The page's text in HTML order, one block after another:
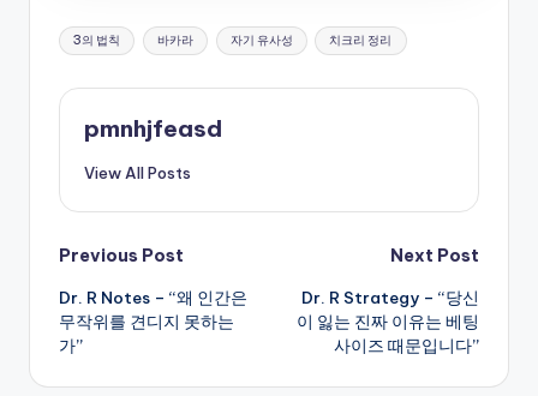
Tags:
3의 법칙 바카라 자기 유사성 치크리 정리
pmnhjfeasd
View All Posts
Post
navigation
Previous Post
Dr. R Notes – “왜 인간은
무작위를 견디지 못하는
가”
Next Post
Dr. R Strategy – “당신
이 잃는 진짜 이유는 베팅
사이즈 때문입니다”